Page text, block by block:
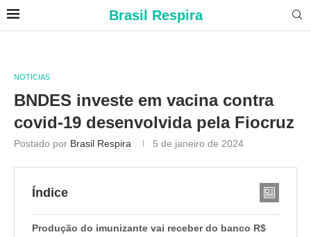
Brasil Respira
NOTÍCIAS
BNDES investe em vacina contra
covid-19 desenvolvida pela Fiocruz
Postado por Brasil Respira 5 de janeiro de 2024
Índice
Produção do imunizante vai receber do banco R$